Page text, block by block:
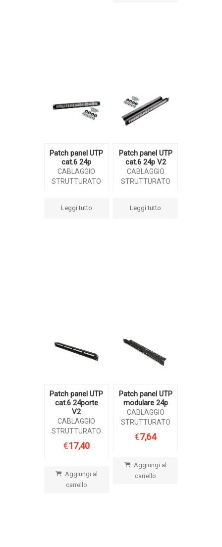
Patch panel UTP
cat.6 24p
CABLAGGIO
STRUTTURATO
Leggi tutto
Patch panel UTP
cat.6 24p V2
CABLAGGIO
STRUTTURATO
Leggi tutto
Patch panel UTP
cat.6 24porte
V2
CABLAGGIO
STRUTTURATO
€17,40
Aggiungi al
carrello
Patch panel UTP
modulare 24p
CABLAGGIO
STRUTTURATO
€7,64
Aggiungi al
carrello